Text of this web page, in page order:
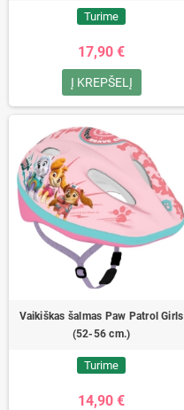
Turime
17,90 €
Į KREPŠELĮ
Vaikiškas šalmas Paw Patrol Girls
(52-56 cm.)
Turime
14,90 €